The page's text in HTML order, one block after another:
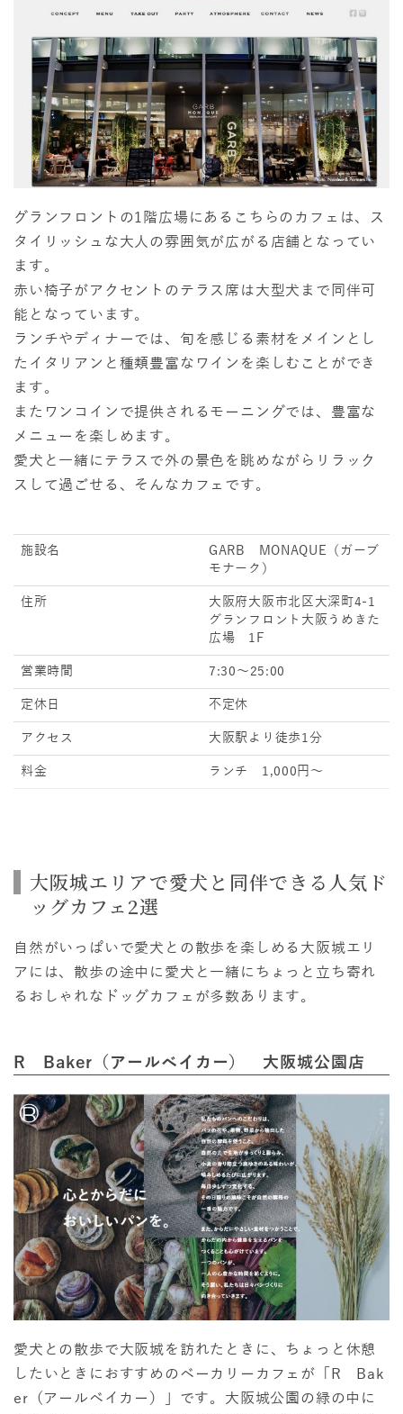
グランフロントの1階広場にあるこちらのカフェは、ス
タイリッシュな大人の雰囲気が広がる店舗となってい
ます。
赤い椅子がアクセントのテラス席は大型犬まで同伴可
能となっています。
ランチやディナーでは、旬を感じる素材をメインとし
たイタリアンと種類豊富なワインを楽しむことができ
ます。
またワンコインで提供されるモーニングでは、豊富な
メニューを楽しめます。
愛犬と一緒にテラスで外の景色を眺めながらリラック
スして過ごせる、そんなカフェです。
施設名
GARB MONAQUE（ガーブ
モナーク）
住所
大阪府大阪市北区大深町4-1
グランフロント大阪うめきた
広場 1F
営業時間 7:30～25:00
定休日 不定休
アクセス 大阪駅より徒歩1分
料金 ランチ 1,000円～
大阪城エリアで愛犬と同伴できる人気ド
ッグカフェ2選
自然がいっぱいで愛犬との散歩を楽しめる大阪城エリ
アには、散歩の途中に愛犬と一緒にちょっと立ち寄れ
るおしゃれなドッグカフェが多数あります。
R Baker（アールベイカー） 大阪城公園店
愛犬との散歩で大阪城を訪れたときに、ちょっと休憩
したいときにおすすめのベーカリーカフェが「R Bak
er（アールベイカー）」です。大阪城公園の緑の中に